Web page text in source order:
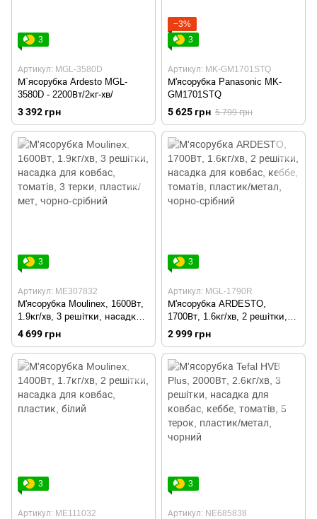
3
Артикул: MGL-3580D
М`ясорубка Ardesto MGL-
3580D - 2200Вт/2кг-хв/
3 392 грн
−3%
3
Артикул: MK-GM1701STQ
М'ясорубка Panasonic MK-
GM1701STQ
5 625 грн 5 799 грн
3
Артикул: ME307832
М'ясорубка Moulinex, 1600Вт,
1.9кг/хв, 3 решітки, насадка
для ковбас, томатів, 3 терки,
пластик/мет, чорно-срібний
4 699 грн
3
Артикул: MGL-1790R
М'ясорубка ARDESTO,
1700Вт, 1.6кг/хв, 2 решітки,
насадка для ковбас, кеббе,
томатів, пластик/метал,
чорно-срібний
2 999 грн
3
Артикул: ME111032
3
Артикул: NE685838